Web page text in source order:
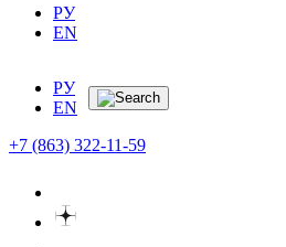
РУ
EN
РУ
EN
+7 (863) 322-11-59